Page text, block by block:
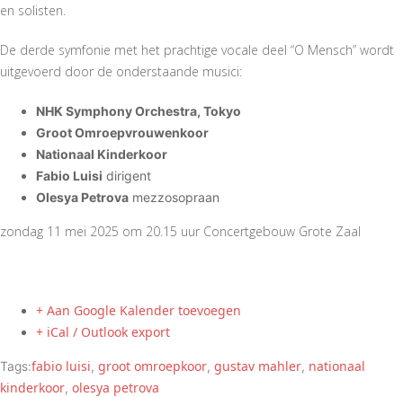
en solisten.
De derde symfonie met het prachtige vocale deel “O Mensch” wordt
uitgevoerd door de onderstaande musici:
NHK Symphony Orchestra, Tokyo
Groot Omroepvrouwenkoor
Nationaal Kinderkoor
Fabio Luisi dirigent
Olesya Petrova mezzosopraan
zondag 11 mei 2025 om 20.15 uur Concertgebouw Grote Zaal
+ Aan Google Kalender toevoegen
+ iCal / Outlook export
Tags:fabio luisi, groot omroepkoor, gustav mahler, nationaal
kinderkoor, olesya petrova